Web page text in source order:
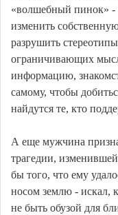
«волшебный пинок» -
изменить
разрушить
ограничивающих
информацию,
самому, чтобы
найдутся те, кто
А еще мужчина
трагедии,
бы того, что ему
носом землю - искал,
не быть обузой для